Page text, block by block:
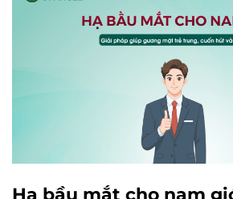
Hạ bầu mắt cho nam